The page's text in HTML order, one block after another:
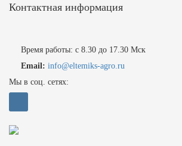
Контактная информация
Время работы: с 8.30 до 17.30 Мск
Email: info@eltemiks-agro.ru
Мы в соц. сетях: